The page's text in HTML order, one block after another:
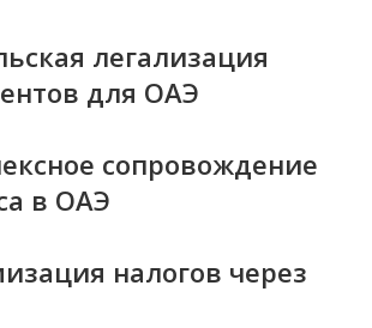
легализация
для ОАЭ
сопровождение
в ОАЭ
налогов через